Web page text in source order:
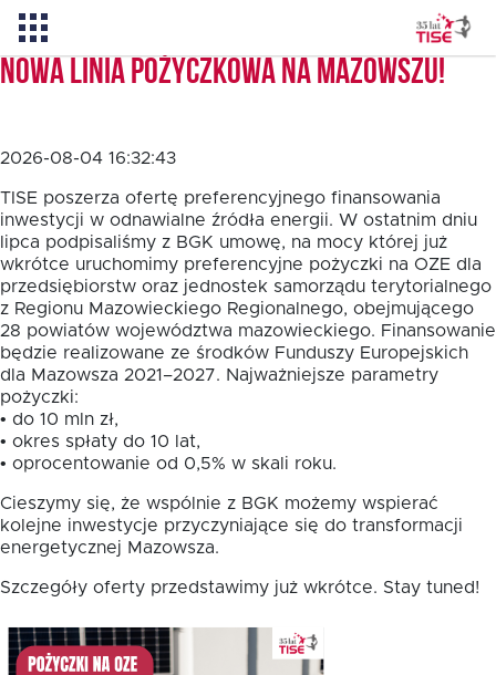
O TISE
Dlaczego TISE?
Pożyczka rozwojowa TISE – NOWOŚĆ!
Oferta dla MSP
Oferta dla NGO/PES
Fundusz FKIS
Rodo
Nowa linia pożyczkowa na Mazowszu!
2026-08-04 16:32:43
TISE poszerza ofertę preferencyjnego finansowania
inwestycji w odnawialne źródła energii. W ostatnim dniu
lipca podpisaliśmy z BGK umowę, na mocy której już
wkrótce uruchomimy preferencyjne pożyczki na OZE dla
przedsiębiorstw oraz jednostek samorządu terytorialnego
z Regionu Mazowieckiego Regionalnego, obejmującego
28 powiatów województwa mazowieckiego. Finansowanie
będzie realizowane ze środków Funduszy Europejskich
dla Mazowsza 2021–2027. Najważniejsze parametry
pożyczki:
• do 10 mln zł,
• okres spłaty do 10 lat,
• oprocentowanie od 0,5% w skali roku.
Cieszymy się, że wspólnie z BGK możemy wspierać
kolejne inwestycje przyczyniające się do transformacji
energetycznej Mazowsza.
Szczegóły oferty przedstawimy już wkrótce. Stay tuned!